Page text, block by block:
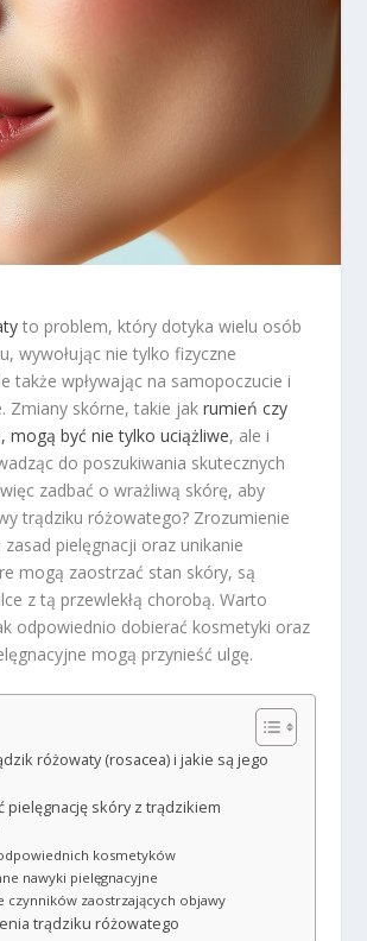
to problem, który dotyka wielu osób
wywołując nie tylko fizyczne
także wpływając na samopoczucie i
Zmiany skórne, takie jakrumień czy
mogą być nie tylko uciążliwe, ale i
do poszukiwania skutecznych
zadbać o wrażliwą skórę, aby
trądziku różowatego? Zrozumienie
pielęgnacji oraz unikanie
mogą zaostrzać stan skóry, są
z tą przewlekłą chorobą. Warto
odpowiednio dobierać kosmetyki oraz
mogą przynieść ulgę.
różowaty (rosacea) i jakie są jego
pielęgnację skóry z trądzikiem
kosmetyków
nawyki pielęgnacyjne
czynników zaostrzających objawy
trądziku różowatego